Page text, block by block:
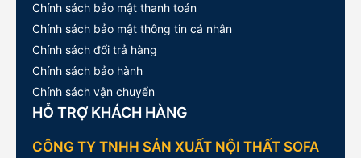
Chính sách bảo mật thanh toán
Chính sách bảo mật thông tin cá nhân
Chính sách đổi trả hàng
Chính sách bảo hành
Chính sách vận chuyển
HỖ TRỢ KHÁCH HÀNG
CÔNG TY TNHH SẢN XUẤT NỘI THẤT SOFA